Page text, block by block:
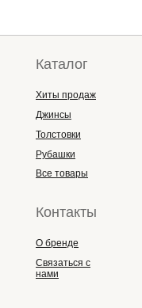
Каталог
Хиты продаж
Джинсы
Толстовки
Рубашки
Все товары
О бренде
Связаться с
нами
Контакты